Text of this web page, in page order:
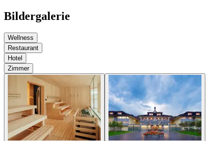
Bildergalerie
Wellness
Restaurant
Hotel
Zimmer